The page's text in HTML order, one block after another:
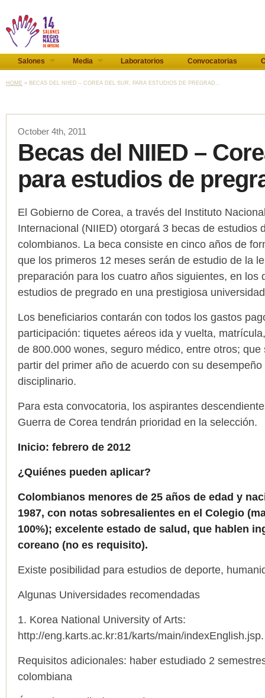
Salones Media Laboratorios Convocatorias
HOME » BECAS DEL NIIED – COREA DEL SUR, PARA ESTUDIOS DE PREGRAD...
October 4th, 2011
Becas del NIIED –
para estudios de
El Gobierno de Corea, a través del Instituto
Internacional (NIIED) otorgará 3 becas de estudios
colombianos. La beca consiste en cinco años de
que los primeros 12 meses serán de estudio de la
preparación para los cuatro años siguientes, en los
estudios de pregrado en una prestigiosa
Los beneficiarios contarán con todos los gastos
participación: tiquetes aéreos ida y vuelta,
de 800.000 wones, seguro médico, entre otros; que
partir del primer año de acuerdo con su
disciplinario.
Para esta convocatoria, los aspirantes
Guerra de Corea tendrán prioridad en la selección.
Inicio: febrero de 2012
¿Quiénes pueden aplicar?
Colombianos menores de 25 años de edad y
1987, con notas sobresalientes en el Colegio
100%); excelente estado de salud, que hablen
coreano (no es requisito).
Existe posibilidad para estudios de deporte,
Algunas Universidades recomendadas
1. Korea National University of Arts:
http://eng.karts.ac.kr:81/karts/main/indexEnglish.jsp.
Requisitos adicionales: haber estudiado 2
colombiana